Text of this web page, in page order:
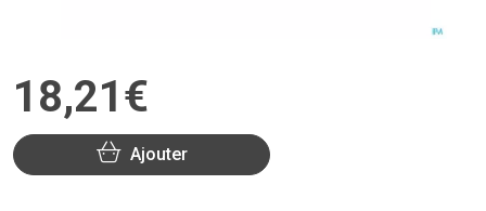
18,21€
Ajouter